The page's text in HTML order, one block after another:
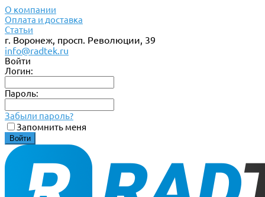
О компании
Оплата и доставка
Статьи
г. Воронеж, просп. Революции, 39
info@radtek.ru
Войти
Логин:
Пароль:
Забыли пароль?
Запомнить меня